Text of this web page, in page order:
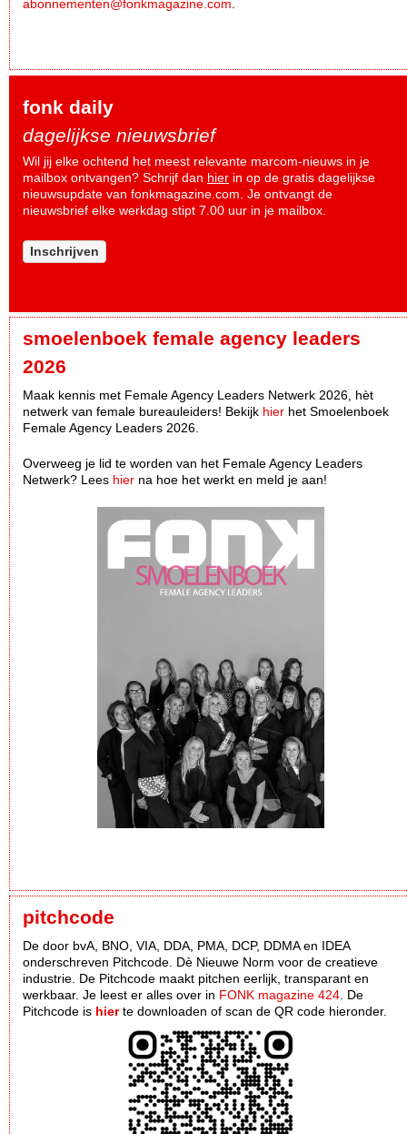
abonnementen@fonkmagazine.com
fonk daily
dagelijkse nieuwsbrief
Wil jij elke ochtend het meest relevante marcom-nieuws in je
mailbox ontvangen? Schrijf dan hier in op de gratis dagelijkse
nieuwsupdate van fonkmagazine.com. Je ontvangt de
nieuwsbrief elke werkdag stipt 7.00 uur in je mailbox.
Inschrijven
smoelenboek female agency leaders
2026
Maak kennis met Female Agency Leaders Netwerk 2026, hèt
netwerk van female bureauleiders! Bekijk hier het Smoelenboek
Female Agency Leaders 2026.
Overweeg je lid te worden van het Female Agency Leaders
Netwerk? Lees hier na hoe het werkt en meld je aan!
pitchcode
De door bvA, BNO, VIA, DDA, PMA, DCP, DDMA en IDEA
onderschreven Pitchcode. Dè Nieuwe Norm voor de creatieve
industrie. De Pitchcode maakt pitchen eerlijk, transparant en
werkbaar. Je leest er alles over in FONK magazine 424 . De
Pitchcode is hierte downloaden of scan de QR code hieronder.